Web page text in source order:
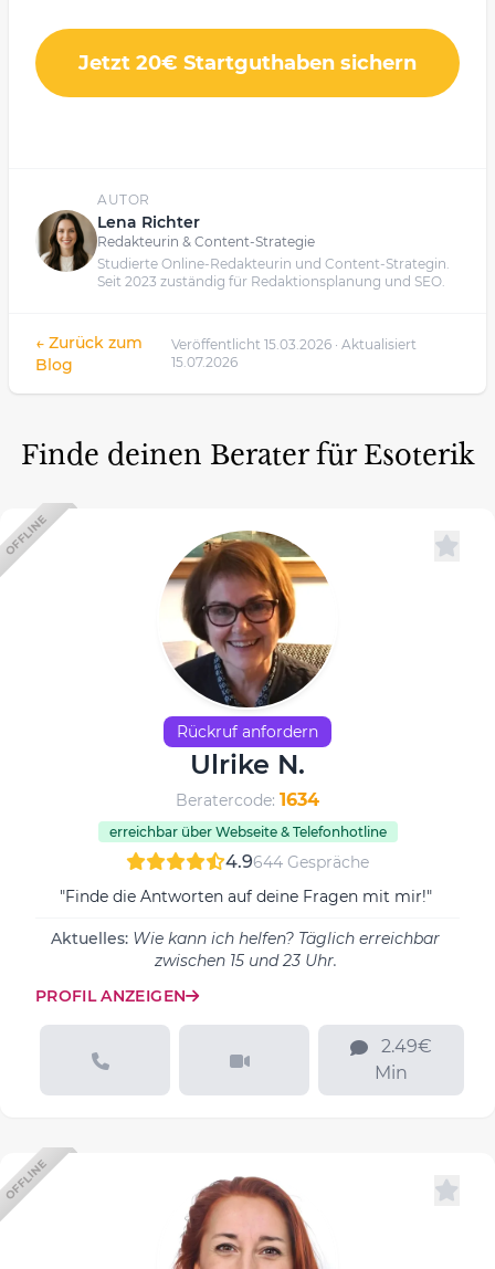
Jetzt 20€ Startguthaben sichern
AUTOR
Lena Richter
Redakteurin & Content-Strategie
Studierte Online-Redakteurin und Content-Strategin.
Seit 2023 zuständig für Redaktionsplanung und SEO.
← Zurück zum
Blog
Veröffentlicht 15.03.2026 · Aktualisiert
15.07.2026
Finde deinen Berater für Esoterik
OFFLINE
Rückruf anfordern
Ulrike N.
Beratercode: 1634
erreichbar über Webseite & Telefonhotline
4.9644 Gespräche
"Finde die Antworten auf deine Fragen mit mir!"
Aktuelles: Wie kann ich helfen? Täglich erreichbar
zwischen 15 und 23 Uhr.
PROFIL ANZEIGEN
Min
OFFLINE